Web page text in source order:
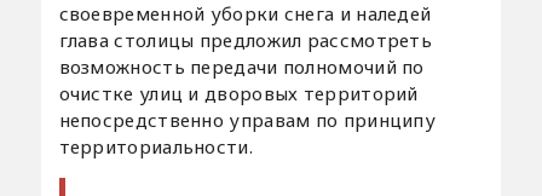
своевременной уборки снега и наледей
глава столицы предложил рассмотреть
возможность передачи полномочий по
очистке улиц и дворовых территорий
непосредственно управам по принципу
территориальности.